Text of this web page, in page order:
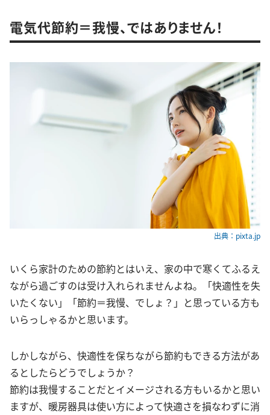
電気代節約＝我慢、ではありません！
出典：pixta.jp
いくら家計のための節約とはいえ、家の中で寒くてふるえ
ながら過ごすのは受け入れられませんよね。「快適性を失
いたくない」「節約＝我慢、でしょ？」と思っている方も
いらっしゃるかと思います。
しかしながら、快適性を保ちながら節約もできる方法があ
るとしたらどうでしょうか？
節約は我慢することだとイメージされる方もいるかと思い
ますが、暖房器具は使い方によって快適さを損なわずに消